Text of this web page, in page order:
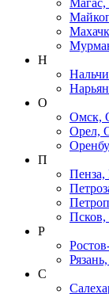
Н
О
Омск,
Орел,
П
Пенза,
Псков,
Р
С